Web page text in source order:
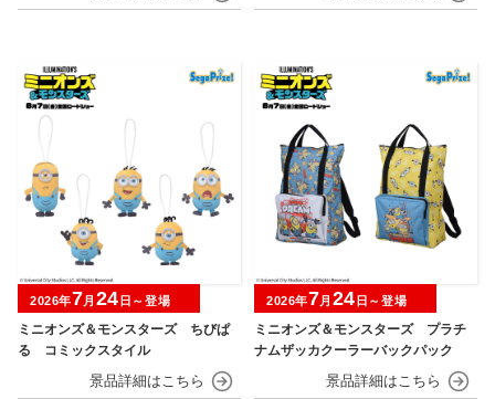
ミニオンズ＆モンスターズ ちびぱ
る コミックスタイル
2026年7月 24 日～登場
ミニオンズ＆モンスターズ プラチ
ナムザッカクーラーバックパック
2026年7月 24 日～登場